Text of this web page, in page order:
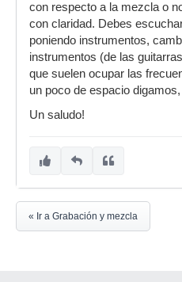
con respecto a la mezcla o
con claridad. Debes
poniendo instrumentos,
instrumentos (de las
que suelen ocupar las
un poco de espacio
Un saludo!
« Ir a Grabación y mezcla